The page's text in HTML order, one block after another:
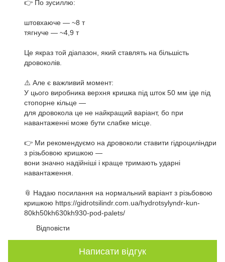
👉 По зусиллю:
штовхаюче — ~8 т
тягнуче — ~4,9 т
Це якраз той діапазон, який ставлять на більшість
дровоколів.
⚠️ Але є важливий момент:
У цього виробника верхня кришка під шток 50 мм іде під
стопорне кільце —
для дровокола це не найкращий варіант, бо при
навантаженні може бути слабке місце.
👉 Ми рекомендуємо на дровоколи ставити гідроциліндри
з різьбовою кришкою —
вони значно надійніші і краще тримають ударні
навантаження.
📎 Надаю посилання на нормальний варіант з різьбовою
кришкою https://gidrotsilindr.com.ua/hydrotsylyndr-kun-
80kh50kh630kh930-pod-palets/
Відповісти
Написати відгук